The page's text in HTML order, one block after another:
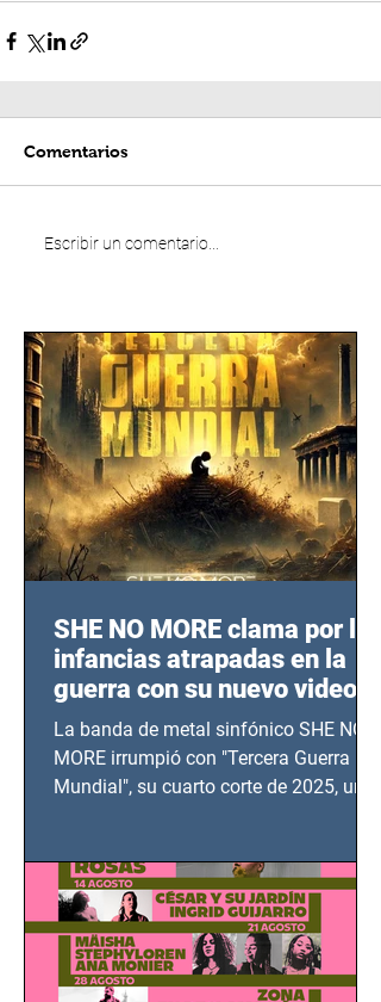
Comentarios
Escribir un comentario...
SHE NO MORE clama por las
infancias atrapadas en la
guerra con su nuevo video
TERCERA GUERRA
MUNDIAL
La banda de metal sinfónico SHE NO
MORE irrumpió con "Tercera Guerra
Mundial", su cuarto corte de 2025, un
bélicos.